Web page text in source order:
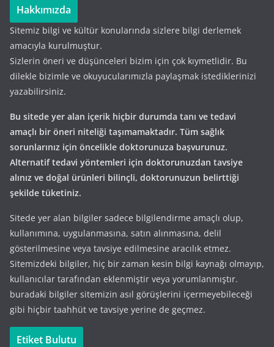
Hakkımızda
Sitemiz bilgi ve kültür konularında sizlere bilgi derlemek
amacıyla kurulmuştur.
Sizlerin öneri ve düşünceleri bizim için çok kıymetlidir. Bu
dilekle bizimle ve okuyucularımızla paylaşmak istediklerinizi
yazabilirsiniz.
Bu sitede yer alan içerik hiçbir durumda tanı ve tedavi
amaçlı bir öneri niteliği taşımamaktadır. Tüm sağlık
sorunlarınız için öncelikle doktorunuza başvurunuz.
Alternatif tedavi yöntemleri için doktorunuzdan tavsiye
alınız ve doğal ürünleri bilinçli, doktorunuzun belirttiği
şekilde tüketiniz.
Sitede yer alan bilgiler sadece bilgilendirme amaçlı olup,
kullanımına, uygulanmasına, satın alınmasına, delil
gösterilmesine veya tavsiye edilmesine aracılık etmez.
Sitemizdeki bilgiler, hiç bir zaman kesin bilgi kaynağı olmayıp,
kullanıcılar tarafından eklenmiştir veya yorumlanmıştır.
buradaki bilgiler sitemizin asıl görüşlerini içermeyebileceği
gibi hiçbir taahhüt ve tavsiye yerine de geçmez.
Etiket Bulutu